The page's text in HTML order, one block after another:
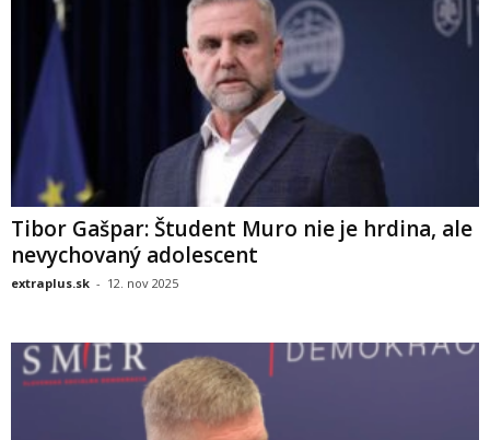
Tibor Gašpar: Študent Muro nie je hrdina, ale
nevychovaný adolescent
extraplus.sk - 12. nov 2025